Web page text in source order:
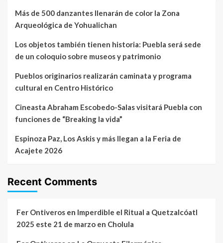
Más de 500 danzantes llenarán de color la Zona
Arqueológica de Yohualichan
Los objetos también tienen historia: Puebla será sede
de un coloquio sobre museos y patrimonio
Pueblos originarios realizarán caminata y programa
cultural en Centro Histórico
Cineasta Abraham Escobedo-Salas visitará Puebla con
funciones de “Breaking la vida”
Espinoza Paz, Los Askis y más llegan a la Feria de
Acajete 2026
Recent Comments
Fer Ontiveros en Imperdible el Ritual a Quetzalcóatl
2025 este 21 de marzo en Cholula